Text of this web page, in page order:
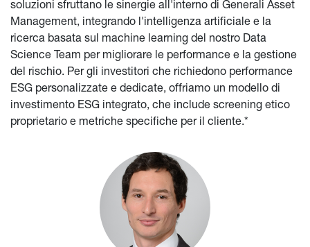
soluzioni sfruttano le sinergie all'interno di Generali Asset
Management, integrando l'intelligenza artificiale e la
ricerca basata sul machine learning del nostro Data
Science Team per migliorare le performance e la gestione
del rischio. Per gli investitori che richiedono performance
ESG personalizzate e dedicate, offriamo un modello di
investimento ESG integrato, che include screening etico
proprietario e metriche specifiche per il cliente.*